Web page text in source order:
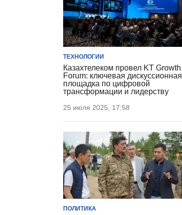
ТЕХНОЛОГИИ
Казахтелеком провел KT Growth
Forum: ключевая дискуссионная
площадка по цифровой
трансформации и лидерству
25 июля 2025, 17:58
ПОЛИТИКА